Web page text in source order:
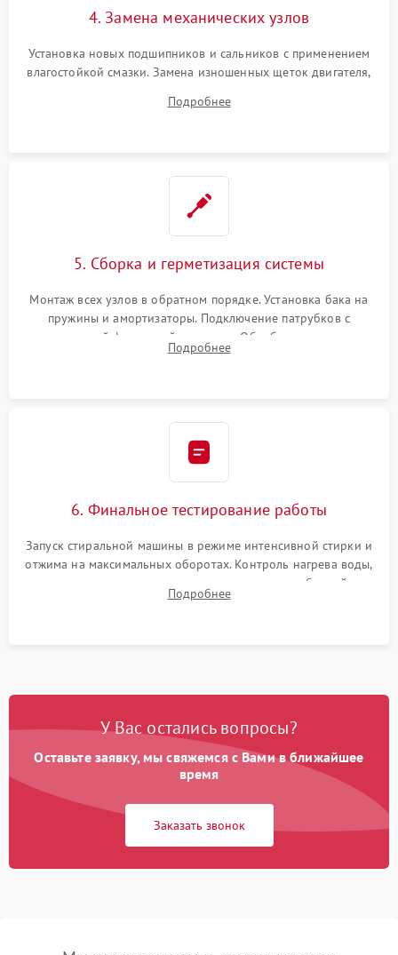
4. Замена механических узлов
Установка новых подшипников и сальников с применением
влагостойкой смазки. Замена изношенных щеток двигателя,
или поврежденной резиновой манжеты.
Подробнее
5. Сборка и герметизация системы
Монтаж всех узлов в обратном порядке. Установка бака на
пружины и амортизаторы. Подключение патрубков с
надежной фиксацией хомутами. Обработка стыков
герметиком для предотвращения возможных протечек воды.
Подробнее
6. Финальное тестирование работы
Запуск стиральной машины в режиме интенсивной стирки и
отжима на максимальных оборотах. Контроль нагрева воды,
корректности слива, отсутствия излишних вибраций,
посторонних стуков и протечек под корпусом.
Подробнее
У Вас остались вопросы?
Оставьте заявку, мы свяжемся с Вами в ближайшее
время
Заказать звонок